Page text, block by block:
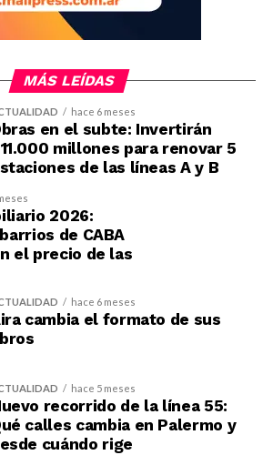
MÁS LEÍDAS
hace 6 meses
en el subte: Invertirán
millones para renovar 5
de las líneas A y B
2026:
de CABA
el precio de las
hace 6 meses
cambia el formato de sus
hace 5 meses
recorrido de la línea 55:
calles cambia en Palermo y
cuándo rige